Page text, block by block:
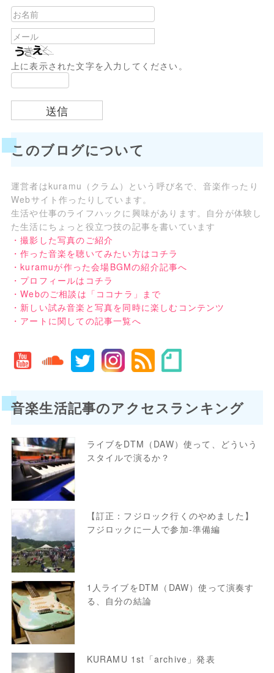
上に表示された文字を入力してください。
このブログについて
運営者はkuramu（クラム）という呼び名で、音楽作ったり
Webサイト作ったりしています。
生活や仕事のライフハックに興味があります。自分が体験し
た生活にちょっと役立つ技の記事を書いています
・撮影した写真のご紹介
・作った音楽を聴いてみたい方はコチラ
・kuramuが作った会場BGMの紹介記事へ
・プロフィールはコチラ
・Webのご相談は「ココナラ」まで
・新しい試み音楽と写真を同時に楽しむコンテンツ
・アートに関しての記事一覧へ
音楽生活記事のアクセスランキング
ライブをDTM（DAW）使って、どういう
スタイルで演るか？
【訂正：フジロック行くのやめました】
フジロックに一人で参加-準備編
1人ライブをDTM（DAW）使って演奏す
る、自分の結論
KURAMU 1st「archive」発表